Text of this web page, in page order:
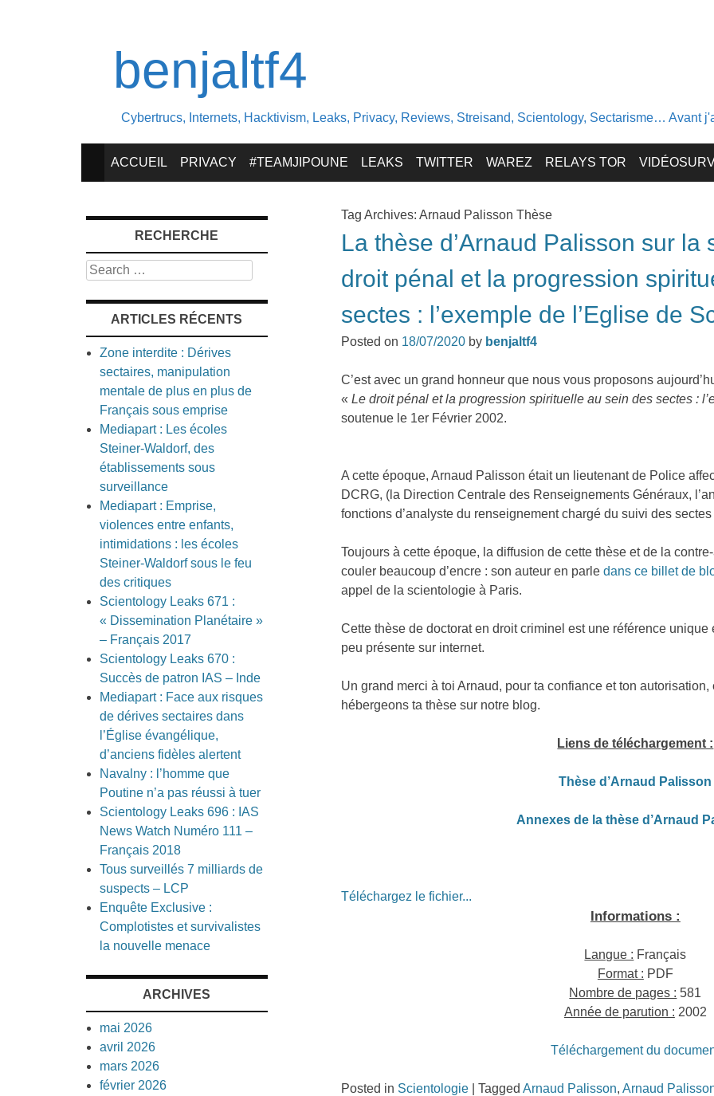
benjaltf4
Cybertrucs, Internets, Hacktivism, Leaks, Privacy, Reviews, Streisand, Scientology, Sectarisme… Avant
SKIP
CONTENT
ACCUEIL PRIVACY #TEAMJIPOUNE LEAKS TWITTER WAREZ RELAYS TOR
Tag Archives:Arnaud Palisson Thèse
La thèse d’Arnaud Palisson sur la
droit pénal et la progression
sectes : l’exemple de l’Eglise de
Posted on 18/07/2020 by benjaltf4
C’est avec un grand honneur que nous vous proposons
«Le droit pénal et la progression spirituelle au sein des sectes :
soutenue le 1er Février 2002.
A cette époque, Arnaud Palisson était un lieutenant de Police
DCRG, (la Direction Centrale des Renseignements Généraux,
fonctions d’analyste du renseignement chargé du suivi des
Toujours à cette époque, la diffusion de cette thèse et de la
couler beaucoup d’encre : son auteur en parledans ce billet de
appel de la scientologie à Paris.
Cette thèse de doctorat en droit criminel est une référence
peu présente sur internet.
Un grand merci à toi Arnaud, pour ta confiance et ton
hébergeons ta thèse sur notre blog.
Liens de téléchargement :
Thèse d’Arnaud Palisson
Annexes de la thèse d’Arnaud
Téléchargez le fichier...
Informations :
Langue : Français
Format : PDF
Nombre de pages : 581
Année de parution : 2002
Téléchargement du
Posted in Scientologie |TaggedArnaud Palisson,Arnaud
RECHERCHE
Search
ARTICLES RÉCENTS
Zone interdite : Dérives
sectaires, manipulation
mentale de plus en plus de
Français sous emprise
Mediapart : Les écoles
Steiner-Waldorf, des
établissements sous
surveillance
Mediapart : Emprise,
violences entre enfants,
intimidations : les écoles
Steiner-Waldorf sous le feu
des critiques
Scientology Leaks 671 :
« Dissemination Planétaire »
– Français 2017
Scientology Leaks 670 :
Succès de patron IAS – Inde
Mediapart : Face aux risques
de dérives sectaires dans
l’Église évangélique,
d’anciens fidèles alertent
Navalny : l’homme que
Poutine n’a pas réussi à tuer
Scientology Leaks 696 : IAS
News Watch Numéro 111 –
Français 2018
Tous surveillés 7 milliards de
suspects – LCP
Enquête Exclusive :
Complotistes et survivalistes
la nouvelle menace
ARCHIVES
mai 2026
avril 2026
mars 2026
février 2026